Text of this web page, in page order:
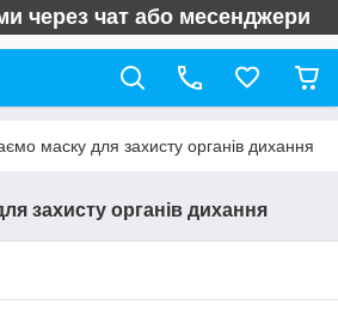
через чат або месенджери
маску для захисту органів дихання
захисту органів дихання